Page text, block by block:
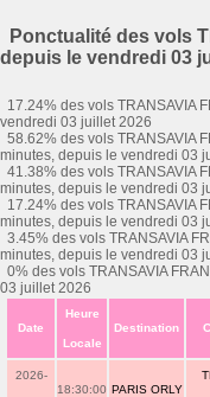
Ponctualité des vols
depuis le vendredi 03
17.24% des vols TRANSAVIA
vendredi 03 juillet 2026
58.62% des vols TRANSAVIA
minutes, depuis le vendredi 03
41.38% des vols TRANSAVIA
minutes, depuis le vendredi 03
17.24% des vols TRANSAVIA
minutes, depuis le vendredi 03
3.45% des vols TRANSAVIA
minutes, depuis le vendredi 03
0% des vols TRANSAVIA
03 juillet 2026
Date
Heure
Locale
Destination
2026-
18:30:00 PARIS ORLY